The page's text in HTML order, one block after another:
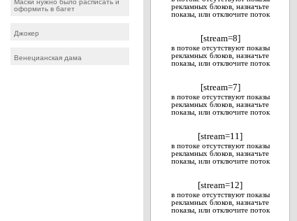
Маски нужно было расписать и
оформить в багет
Джокер
Венецианская дама
рекламных блоков, назначьте
показы, или отключите поток
[stream=8]
в потоке отсутствуют показы
рекламных блоков, назначьте
показы, или отключите поток
[stream=7]
в потоке отсутствуют показы
рекламных блоков, назначьте
показы, или отключите поток
[stream=11]
в потоке отсутствуют показы
рекламных блоков, назначьте
показы, или отключите поток
[stream=12]
в потоке отсутствуют показы
рекламных блоков, назначьте
показы, или отключите поток